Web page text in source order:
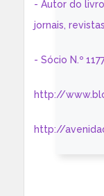
- Autor do
jornais,
- Sócio N.º
http://
http://